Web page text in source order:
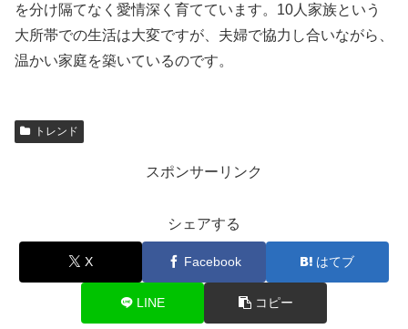
を分け隔てなく愛情深く育てています。10人家族という
大所帯での生活は大変ですが、夫婦で協力し合いながら、
温かい家庭を築いているのです。
トレンド
スポンサーリンク
シェアする
X Facebook はてブ
LINE コピー